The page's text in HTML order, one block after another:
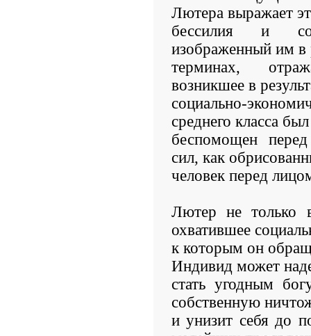
Лютера выражает
бессилия и
изображенный им в
терминах,
возникшее в
социально-
среднего класса
беспомощен
сил, как
человек перед
Лютер не только
охватившее
к которым он
Индивид может
стать угодным
собственную
и унизит себя до